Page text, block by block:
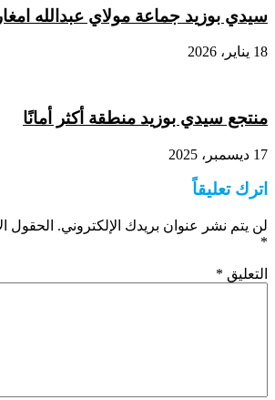
سيدي بوزيد جماعة مولاي عبدالله
18 يناير، 2026
منتجع سيدي بوزيد منطقة أكثر أمانًا
17 ديسمبر، 2025
اترك تعليقاً
لن يتم نشر عنوان بريدك الإلكتروني. الحقول
*
التعليق *